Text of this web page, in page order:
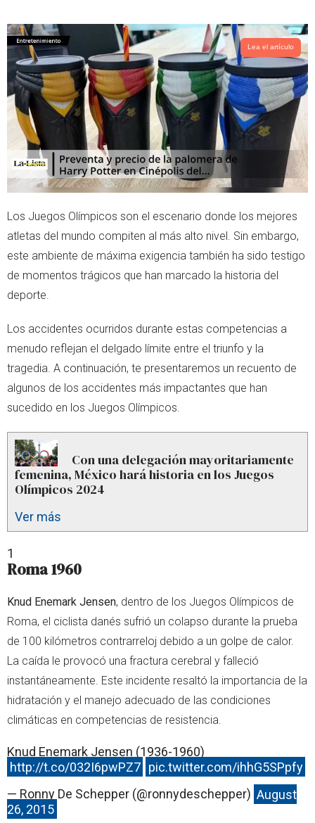
i
t
t
e
r
a
t
s
a
p
p
Lea el artículo
Los Juegos Olímpicos son el escenario donde los mejores
atletas del mundo compiten al más alto nivel. Sin embargo,
este ambiente de máxima exigencia también ha sido testigo
de momentos trágicos que han marcado la historia del
deporte.
Los accidentes ocurridos durante estas competencias a
menudo reflejan el delgado límite entre el triunfo y la
tragedia. A continuación, te presentaremos un recuento de
algunos de los accidentes más impactantes que han
sucedido en los Juegos Olímpicos.
Con una delegación mayoritariamente
femenina, México hará historia en los Juegos
Olímpicos 2024
Ver más
1
Roma 1960
Knud Enemark Jensen, dentro de los Juegos Olímpicos de
Roma, el ciclista danés sufrió un colapso durante la prueba
de 100 kilómetros contrarreloj debido a un golpe de calor.
La caída le provocó una fractura cerebral y falleció
instantáneamente. Este incidente resaltó la importancia de la
hidratación y el manejo adecuado de las condiciones
climáticas en competencias de resistencia.
Knud Enemark Jensen (1936-1960)
http://t.co/032I6pwPZ7 pic.twitter.com/ihhG5SPpfy
— Ronny De Schepper (@ronnydeschepper) August
26, 2015